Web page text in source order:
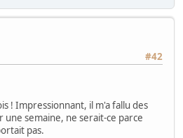
#42
! Impressionnant, il m'a fallu des
une semaine, ne serait-ce parce
pas.